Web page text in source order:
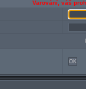
Varování, váš
OK